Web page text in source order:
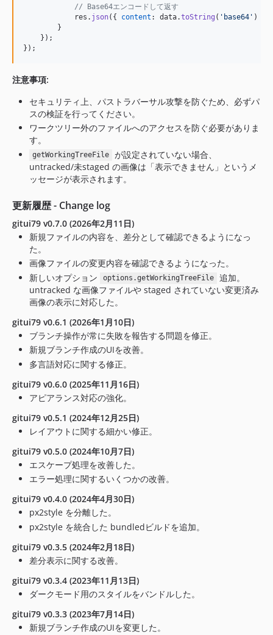
// Base64エンコードして返す
res . json( { content : data.toString ( 'base64' )
}
} ) ;
} ) ;
注意事項:
セキュリティ上、パストラバーサル攻撃を防ぐため、必ずパ
スの検証を行ってください。
ワークツリー外のファイルへのアクセスを防ぐ必要がありま
す。
getWorkingTreeFile
が設定されていない場合、
untracked/未staged の画像は「表示できません」というメ
ッセージが表示されます。
更新履歴 - Change log
gitui79 v0.7.0 (2026年2月11日)
新規ファイルの内容を、差分として確認できるようになっ
た。
画像ファイルの変更内容を確認できるようになった。
新しいオプション
options.getWorkingTreeFile
追加。
untracked な画像ファイルや staged されていない変更済み
画像の表示に対応した。
gitui79 v0.6.1 (2026年1月10日)
ブランチ操作が常に失敗を報告する問題を修正。
新規ブランチ作成のUIを改善。
多言語対応に関する修正。
gitui79 v0.6.0 (2025年11月16日)
アピアランス対応の強化。
gitui79 v0.5.1 (2024年12月25日)
レイアウトに関する細かい修正。
gitui79 v0.5.0 (2024年10月7日)
エスケープ処理を改善した。
エラー処理に関するいくつかの改善。
gitui79 v0.4.0 (2024年4月30日)
px2style を分離した。
px2style を統合した bundledビルドを追加。
gitui79 v0.3.5 (2024年2月18日)
差分表示に関する改善。
gitui79 v0.3.4 (2023年11月13日)
ダークモード用のスタイルをバンドルした。
gitui79 v0.3.3 (2023年7月14日)
新規ブランチ作成のUIを変更した。